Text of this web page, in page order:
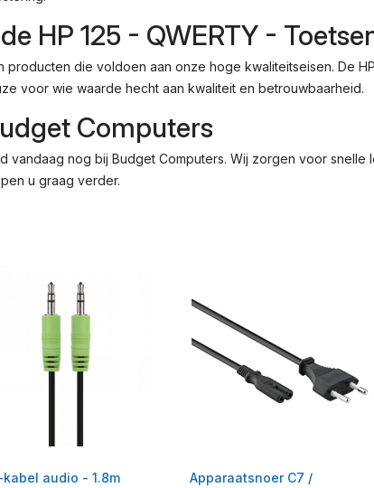
HP 125 - QWERTY -
die voldoen aan onze hoge kwaliteitseisen. De
voor wie waarde hecht aan kwaliteit en betrouwbaarheid.
Computers
vandaag nog bij Budget Computers. Wij zorgen voor
u graag verder.
kabel audio - 1.8m
Apparaatsnoer C7 /